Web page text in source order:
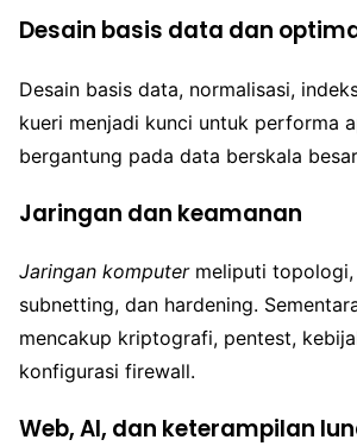
Desain basis data dan
Desain basis data, normalisasi,
kueri menjadi kunci untuk performa
bergantung pada data berskala
Jaringan dan keamanan
Jaringan komputermeliputi
subnetting, dan hardening.
mencakup kriptografi, pentest,
konfigurasi firewall.
Web, AI, dan keterampilan